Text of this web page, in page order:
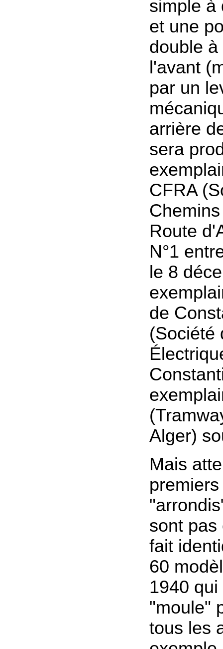
simple à
et une
double
l'avant
par un
arrière
sera
CFRA
Route
N°1
le 8
de
(Société
Alger)
Mais
sont pas
fait
60
1940
"moule"
tous les